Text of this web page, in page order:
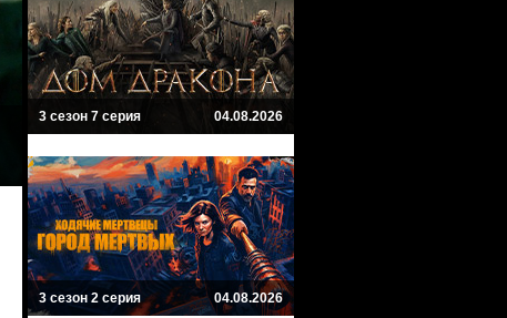
3 сезон 7 серия 04.08.2026
3 сезон 2 серия 04.08.2026